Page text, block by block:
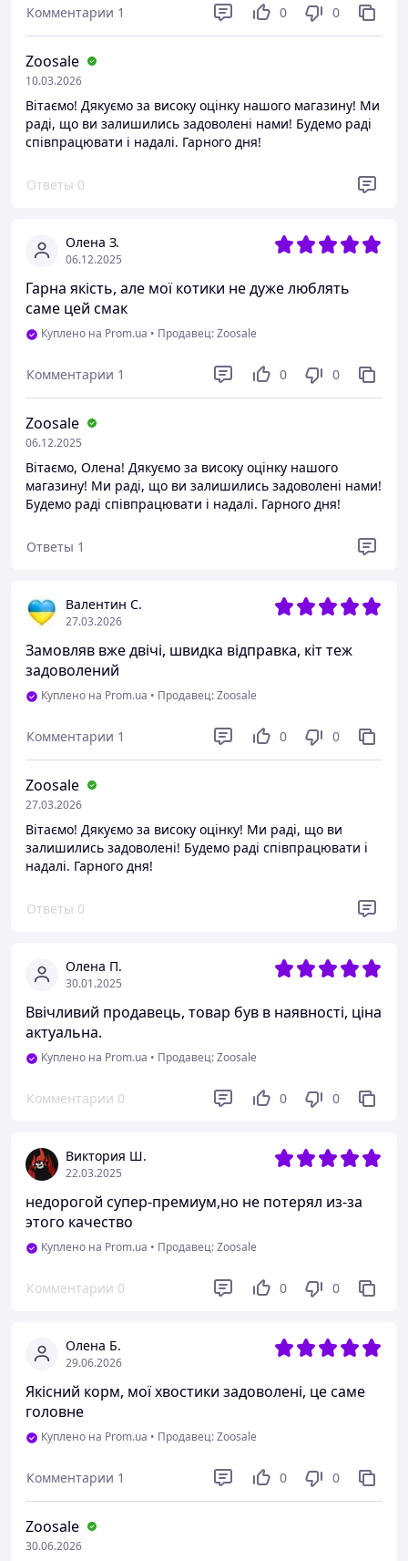
Комментарии 1 0 0
Zoosale
10.03.2026
Вітаємо! Дякуємо за високу оцінку нашого магазину! Ми
раді, що ви залишились задоволені нами! Будемо раді
співпрацювати і надалі. Гарного дня!
Ответы 0
Олена З.
06.12.2025
Гарна якість, але мої котики не дуже люблять
саме цей смак
Куплено на Prom.ua • Продавец: Zoosale
Комментарии 1 0 0
Zoosale
06.12.2025
Вітаємо, Олена! Дякуємо за високу оцінку нашого
магазину! Ми раді, що ви залишились задоволені нами!
Будемо раді співпрацювати і надалі. Гарного дня!
Ответы 1
Валентин С.
27.03.2026
Замовляв вже двічі, швидка відправка, кіт теж
задоволений
Куплено на Prom.ua • Продавец: Zoosale
Комментарии 1 0 0
Zoosale
27.03.2026
Вітаємо! Дякуємо за високу оцінку! Ми раді, що ви
залишились задоволені! Будемо раді співпрацювати і
надалі. Гарного дня!
Ответы 0
Олена П.
30.01.2025
Ввічливий продавець, товар був в наявності, ціна
актуальна.
Куплено на Prom.ua • Продавец: Zoosale
Комментарии 0 0 0
Виктория Ш.
22.03.2025
недорогой супер-премиум,но не потерял из-за
этого качество
Куплено на Prom.ua • Продавец: Zoosale
Комментарии 0 0 0
Олена Б.
29.06.2026
Якісний корм, мої хвостики задоволені, це саме
головне
Куплено на Prom.ua • Продавец: Zoosale
Комментарии 1 0 0
Zoosale
30.06.2026